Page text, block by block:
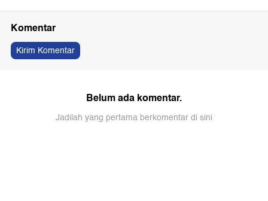
Komentar
Kirim Komentar
Belum ada komentar.
Jadilah yang pertama berkomentar di sini